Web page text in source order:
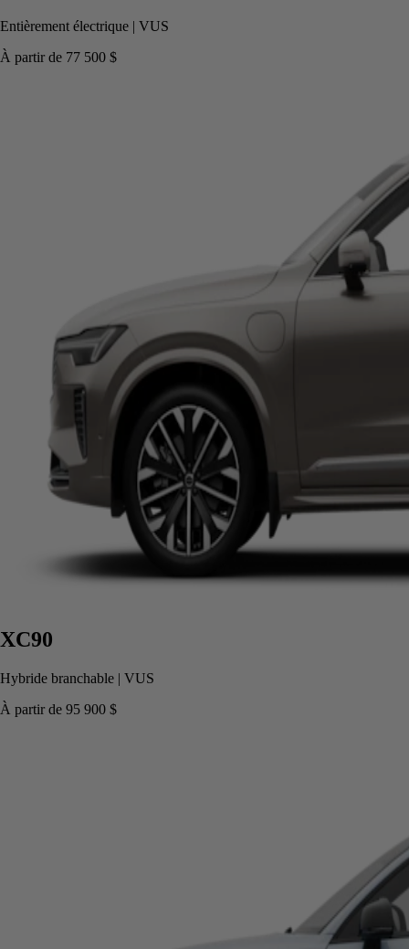
Entièrement électrique | VUS
À partir de 77 500 $
XC90
Hybride branchable | VUS
À partir de 95 900 $